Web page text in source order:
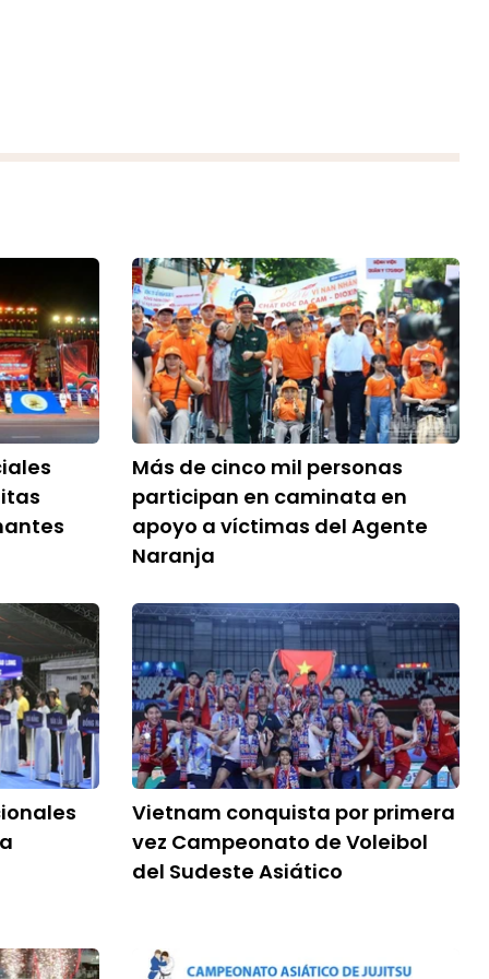
Más de cinco mil personas
participan en caminata en
apoyo a víctimas del Agente
Naranja
Vietnam conquista por primera
vez Campeonato de Voleibol
del Sudeste Asiático